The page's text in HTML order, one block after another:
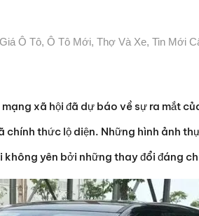
Ô Tô, Ô Tô Mới, Thợ Và Xe, Tin Mới
xã hội đã dự báo về sự ra mắt
chính thức lộ diện. Những hình ảnh
không yên bởi những thay đổi đáng